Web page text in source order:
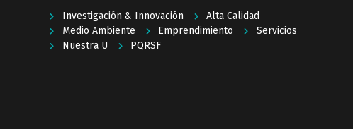
Investigación & Innovación
Alta Calidad
Medio Ambiente
Emprendimiento
Servicios
Nuestra U
PQRSF